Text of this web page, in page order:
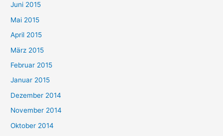
Juni 2015
Mai 2015
April 2015
März 2015
Februar 2015
Januar 2015
Dezember 2014
November 2014
Oktober 2014